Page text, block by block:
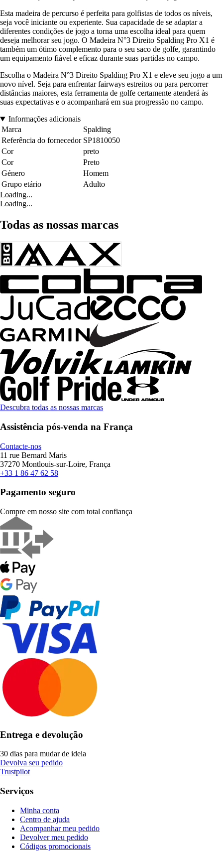
Esta madeira de percurso é perfeita para golfistas de todos os níveis,
seja você iniciante ou experiente. Sua capacidade de se adaptar a
diferentes condições de jogo a torna uma escolha ideal para quem
deseja melhorar seu jogo. O Madeira N°3 Direito Spalding Pro X1 é
também um ótimo complemento para o seu saco de golfe, garantindo
um equipamento fiável e eficaz durante suas partidas no campo.
Escolha o Madeira N°3 Direito Spalding Pro X1 e eleve seu jogo a um
novo nível. Seja para enfrentar fairways estreitos ou para percorrer
distâncias maiores, esta ferramenta de golfe certamente atenderá às
suas expectativas e o acompanhará em sua progressão no campo.
Informações adicionais
Marca
Spalding
Referência do fornecedor SP1810050
Cor
preto
Cor
Preto
Género
Homem
Grupo etário
Adulto
Loading...
Loading...
Todas as nossas marcas
Descubra todas as nossas marcas
Assistência pós-venda na França
Contacte-nos
11 rue Bernard Maris
37270 Montlouis-sur-Loire, França
+33 1 86 47 62 58
Pagamento seguro
Compre em nosso site com total confiança
Entrega e devolução
30 dias para mudar de ideia
Devolva seu pedido
Trustpilot
Serviços
Minha conta
Centro de ajuda
Acompanhar meu pedido
Devolver meu pedido
Códigos promocionais